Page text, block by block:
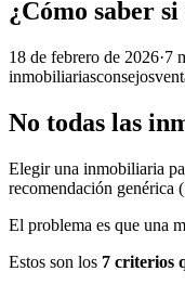
¿Cómo saber
18 de febrero de 2026·7
inmobiliariasconsejos
No todas las
Elegir una inmobiliaria
recomendación genérica
El problema es que una
Estos son los 7 criterios